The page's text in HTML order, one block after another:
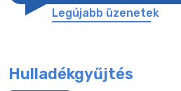
Legújabb üzenetek
Hulladékgyűjtés